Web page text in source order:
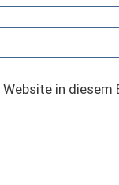
Website in